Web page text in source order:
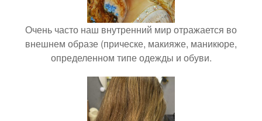
Очень часто наш внутренний мир отражается во
внешнем образе (прическе, макияже, маникюре,
определенном типе одежды и обуви.